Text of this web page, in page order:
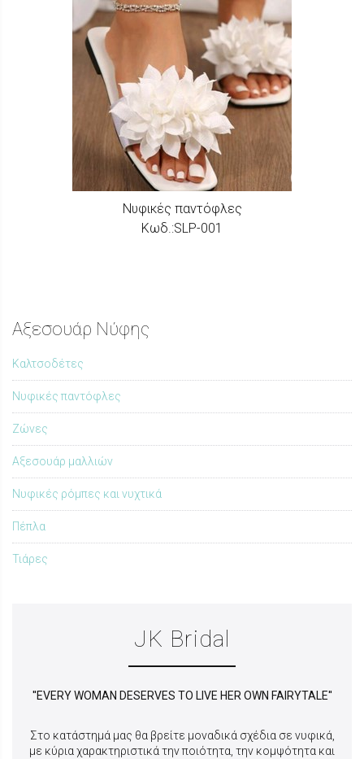
Νυφικές παντόφλες
Κωδ.:SLP-001
Αξεσουάρ Νύφης
Καλτσοδέτες
Nυφικές παντόφλες
Ζώνες
Αξεσουάρ μαλλιών
Νυφικές ρόμπες και νυχτικά
Πέπλα
Τιάρες
JK Bridal
''EVERY WOMAN DESERVES TO LIVE HER OWN FAIRYTALE''
Στο κατάστημά μας θα βρείτε μοναδικά σχέδια σε νυφικά,
με κύρια χαρακτηριστικά τηνποιότητα, την κομψότητα και